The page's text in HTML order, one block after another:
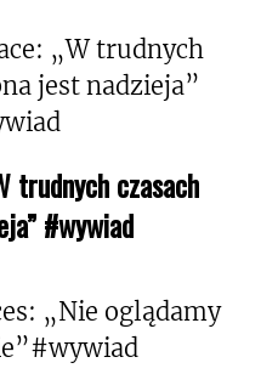
trudnych czasach
#wywiad